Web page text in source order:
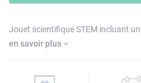
Jouet scientifique STEM incluant
en savoir plus